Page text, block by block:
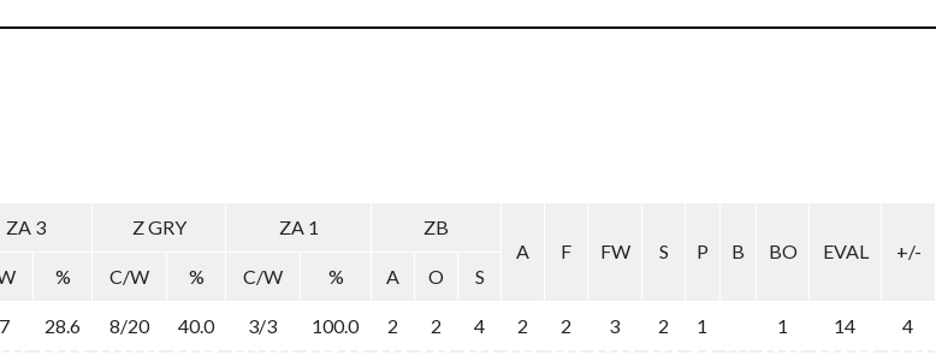
ZA 3 Z GRY ZA 1
ZB
A
F FW S P B BO EVAL
+/-
% C/W % C/W % A O S
28.6 8/20 40.0 3/3 100.0 2 2 4 2 2 3 2 1 1 14 4